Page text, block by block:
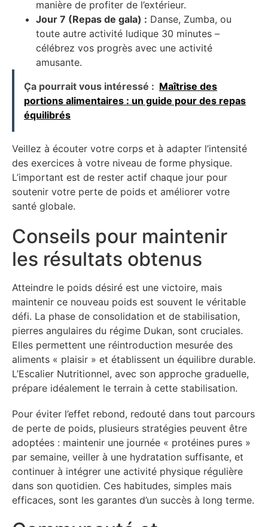
manière de profiter de l’extérieur.
Jour 7 (Repas de gala) : Danse, Zumba, ou
toute autre activité ludique 30 minutes –
célébrez vos progrès avec une activité
amusante.
Ça pourrait vous intéressé : Maîtrise des
portions alimentaires : un guide pour des repas
équilibrés
Veillez à écouter votre corps et à adapter l’intensité
des exercices à votre niveau de forme physique.
L’important est de rester actif chaque jour pour
soutenir votre perte de poids et améliorer votre
santé globale.
Conseils pour maintenir
les résultats obtenus
Atteindre le poids désiré est une victoire, mais
maintenir ce nouveau poids est souvent le véritable
défi. La phase de consolidation et de stabilisation,
pierres angulaires du régime Dukan, sont cruciales.
Elles permettent une réintroduction mesurée des
aliments « plaisir » et établissent un équilibre durable.
L’Escalier Nutritionnel, avec son approche graduelle,
prépare idéalement le terrain à cette stabilisation.
Pour éviter l’effet rebond, redouté dans tout parcours
de perte de poids, plusieurs stratégies peuvent être
adoptées : maintenir une journée « protéines pures »
par semaine, veiller à une hydratation suffisante, et
continuer à intégrer une activité physique régulière
dans son quotidien. Ces habitudes, simples mais
efficaces, sont les garantes d’un succès à long terme.